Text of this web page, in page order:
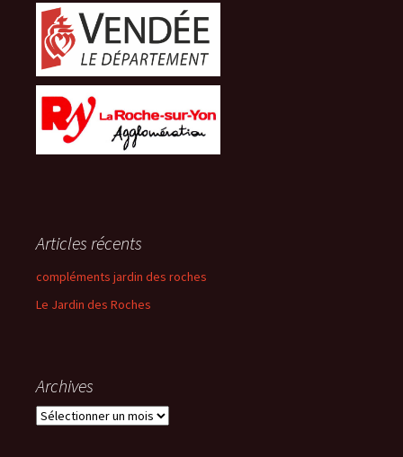
Articles récents
compléments jardin des roches
Le Jardin des Roches
Archives
Archives